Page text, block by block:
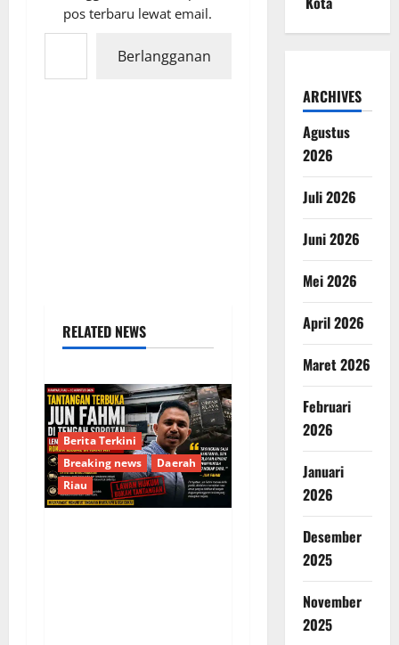
pos terbaru lewat email.
Ketikkan email Anda...
Berlangganan
RELATED NEWS
Berita Terkini
Breaking news
Daerah
Riau
ARCHIVES
Agustus
2026
Juli 2026
Juni 2026
Mei 2026
April 2026
Maret 2026
Februari
2026
Januari
2026
Desember
2025
November
2025